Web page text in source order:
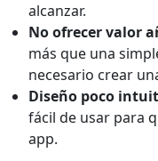
alcanzar.
No ofrecer valor
más que una
necesario crear
Diseño poco
fácil de usar para
app.